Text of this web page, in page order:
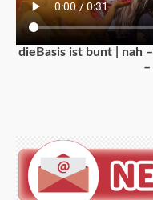
dieBasis ist bunt | nah